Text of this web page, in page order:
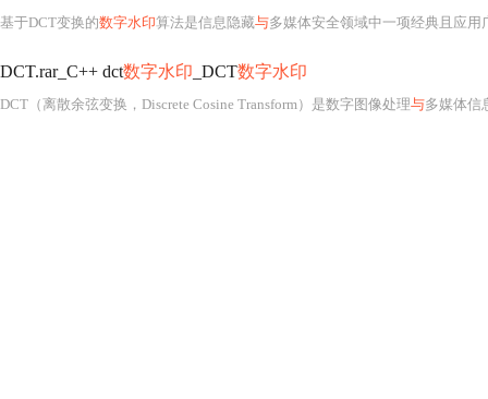
基于DCT变换的数字水印算法是信息隐藏与多媒体安全领域中一项经典且应用
DCT.rar_C++ dct数字水印 _DCT数字水印
DCT（离散余弦变换，Discrete Cosine Transform）是数字图像处理与多媒体信息安